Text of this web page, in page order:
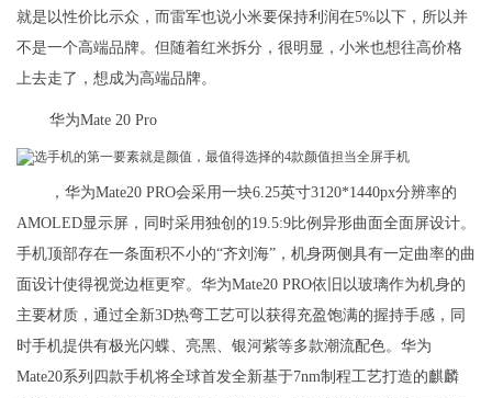
就是以性价比示众，而雷军也说小米要保持利润在5%以下，所以并
不是一个高端品牌。但随着红米拆分，很明显，小米也想往高价格
上去走了，想成为高端品牌。
华为Mate 20 Pro
，华为Mate20 PRO会采用一块6.25英寸3120*1440px分辨率的
AMOLED显示屏，同时采用独创的19.5:9比例异形曲面全面屏设计。
手机顶部存在一条面积不小的“齐刘海”，机身两侧具有一定曲率的曲
面设计使得视觉边框更窄。华为Mate20 PRO依旧以玻璃作为机身的
主要材质，通过全新3D热弯工艺可以获得充盈饱满的握持手感，同
时手机提供有极光闪蝶、亮黑、银河紫等多款潮流配色。华为
Mate20系列四款手机将全球首发全新基于7nm制程工艺打造的麒麟